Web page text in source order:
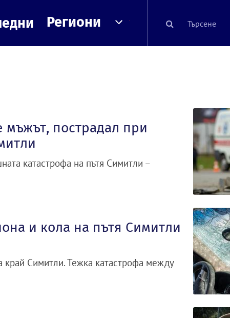
Региони
мъжът, пострадал при
катастрофа на пътя Симитли –
и кола на пътя Симитли
край Симитли. Тежка катастрофа между